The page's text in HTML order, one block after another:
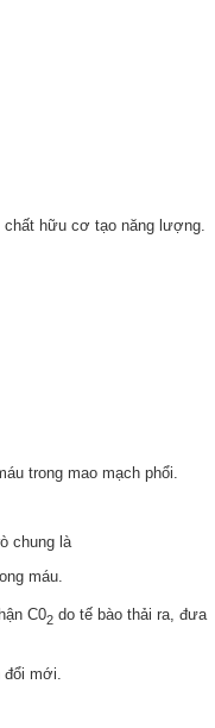
chất hữu cơ tạo năng lượng.
trong mao mạch phổi.
chung là
máu.
C02 do tế bào thải ra, đưa
đổi mới.